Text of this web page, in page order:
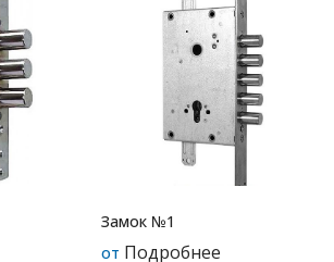
Замок №1
от Подробнее